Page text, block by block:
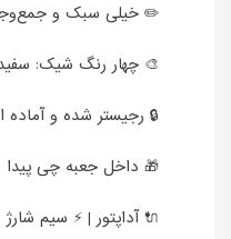
✏️ خیلی سبک و
🎨 چهار رنگ شیک:
🔒 رجیستر شده و آماده
🎁 داخل جعبه چی
🔌 آداپتور | ⚡ سیم